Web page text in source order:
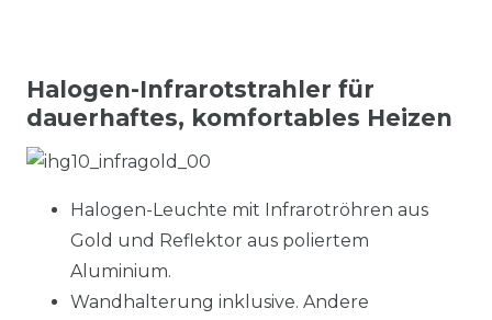
Halogen-Infrarotstrahler für
dauerhaftes, komfortables Heizen
Halogen-Leuchte mit Infrarotröhren aus
Gold und Reflektor aus poliertem
Aluminium.
Wandhalterung inklusive. Andere